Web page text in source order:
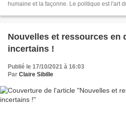
humaine et la façonne. Le politique est l'art
du monde. Newsletter : vous recevez
Nouvelles et ressources en
incertains !
Publié le 17/10/2021 à 16:03
Par Claire Sibille